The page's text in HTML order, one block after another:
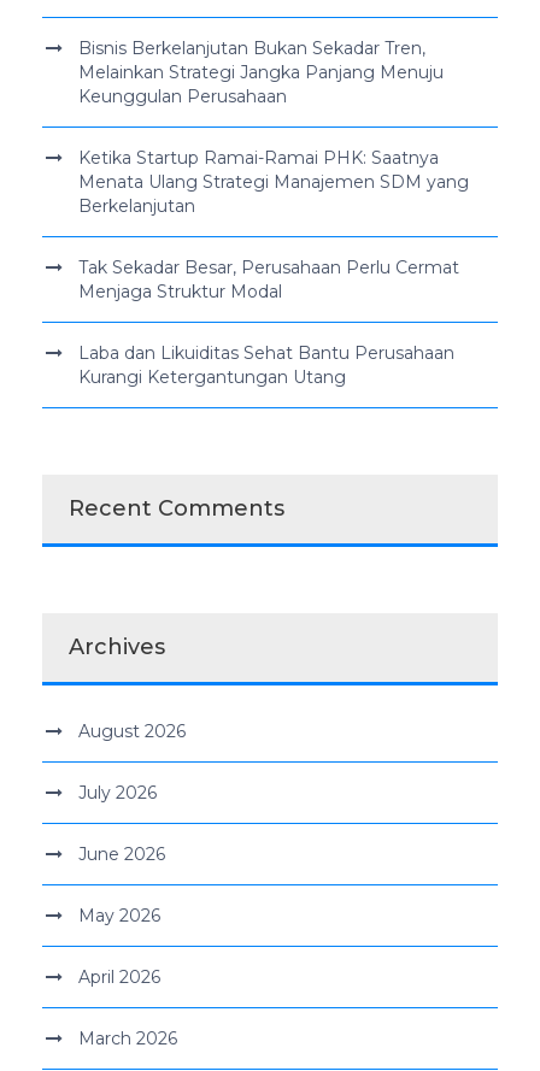
Bisnis Berkelanjutan Bukan Sekadar Tren,
Melainkan Strategi Jangka Panjang Menuju
Keunggulan Perusahaan
Ketika Startup Ramai-Ramai PHK: Saatnya
Menata Ulang Strategi Manajemen SDM yang
Berkelanjutan
Tak Sekadar Besar, Perusahaan Perlu Cermat
Menjaga Struktur Modal
Laba dan Likuiditas Sehat Bantu Perusahaan
Kurangi Ketergantungan Utang
Recent Comments
Archives
August 2026
July 2026
June 2026
May 2026
April 2026
March 2026